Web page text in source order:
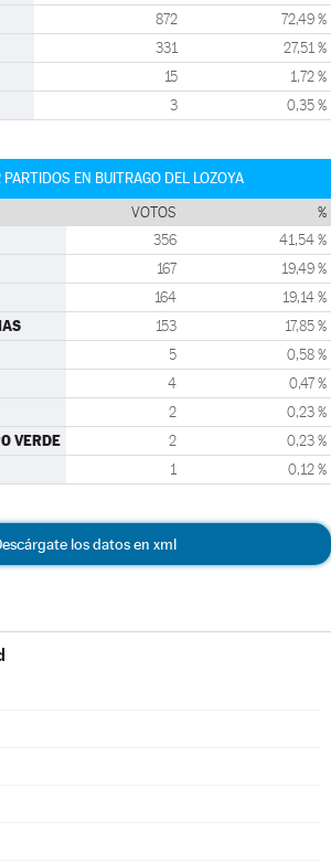
872 72,49 %
331 27,51 %
15 1,72 %
3 0,35 %
EN BUITRAGO DEL LOZOYA
VOTOS %
356 41,54 %
167 19,49 %
164 19,14 %
153 17,85 %
5 0,58 %
4 0,47 %
2 0,23 %
VERDE 2 0,23 %
1 0,12 %
los datos en xml